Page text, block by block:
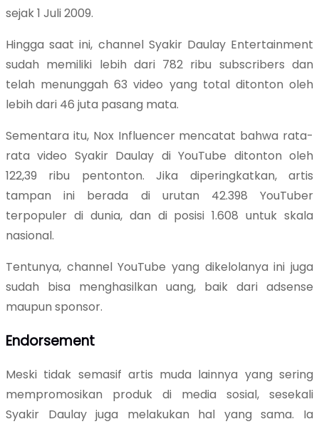
sejak 1 Juli 2009.
Hingga saat ini, channel Syakir Daulay Entertainment
sudah memiliki lebih dari 782 ribu subscribers dan
telah menunggah 63 video yang total ditonton oleh
lebih dari 46 juta pasang mata.
Sementara itu, Nox Influencer mencatat bahwa rata-
rata video Syakir Daulay di YouTube ditonton oleh
122,39 ribu pentonton. Jika diperingkatkan, artis
tampan ini berada di urutan 42.398 YouTuber
terpopuler di dunia, dan di posisi 1.608 untuk skala
nasional.
Tentunya, channel YouTube yang dikelolanya ini juga
sudah bisa menghasilkan uang, baik dari adsense
maupun sponsor.
Endorsement
Meski tidak semasif artis muda lainnya yang sering
mempromosikan produk di media sosial, sesekali
Syakir Daulay juga melakukan hal yang sama. Ia